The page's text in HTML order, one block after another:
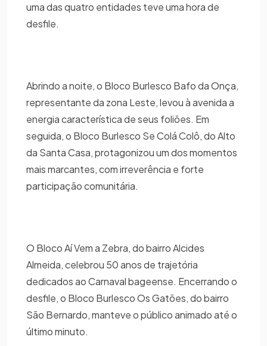
uma das quatro entidades teve uma hora de
desfile.
Abrindo a noite, o Bloco Burlesco Bafo da Onça,
representante da zona Leste, levou à avenida a
energia característica de seus foliões. Em
seguida, o Bloco Burlesco Se Colá Colô, do Alto
da Santa Casa, protagonizou um dos momentos
mais marcantes, com irreverência e forte
participação comunitária.
O Bloco Aí Vem a Zebra, do bairro Alcides
Almeida, celebrou 50 anos de trajetória
dedicados ao Carnaval bageense. Encerrando o
desfile, o Bloco Burlesco Os Gatões, do bairro
São Bernardo, manteve o público animado até o
último minuto.